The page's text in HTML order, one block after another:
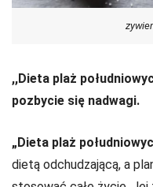
,,Dieta plaż
pozbycie się nadwagi.
„Dieta plaż
dietą odchudzającą, a